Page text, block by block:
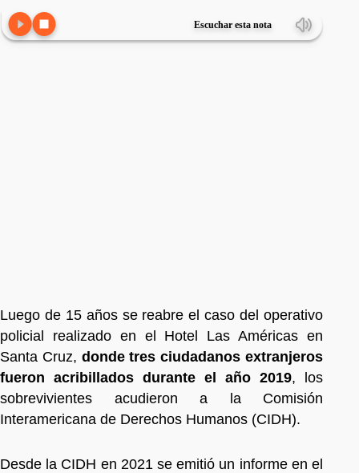
Escuchar esta nota
Luego de 15 años se reabre el caso del operativo
policial realizado en el Hotel Las Américas en
Santa Cruz, donde tres ciudadanos extranjeros
fueron acribillados durante el año 2019, los
sobrevivientes acudieron a la Comisión
Interamericana de Derechos Humanos (CIDH).
Desde la CIDH en 2021 se emitió un informe en el